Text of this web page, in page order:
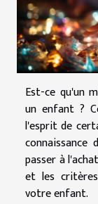
Est-ce qu'un
un enfant ?
l'esprit de
passer à
et les
votre enfant.